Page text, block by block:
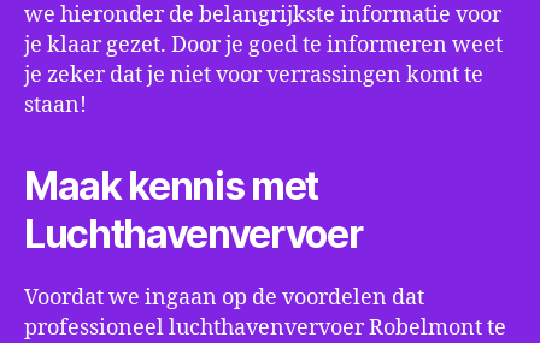
we hieronder de belangrijkste informatie voor
je klaar gezet. Door je goed te informeren weet
je zeker dat je niet voor verrassingen komt te
staan!
Maak kennis met
Luchthavenvervoer
Voordat we ingaan op de voordelen dat
professioneel luchthavenvervoer Robelmont te